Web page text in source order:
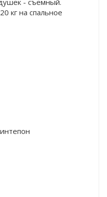
кг на спальное